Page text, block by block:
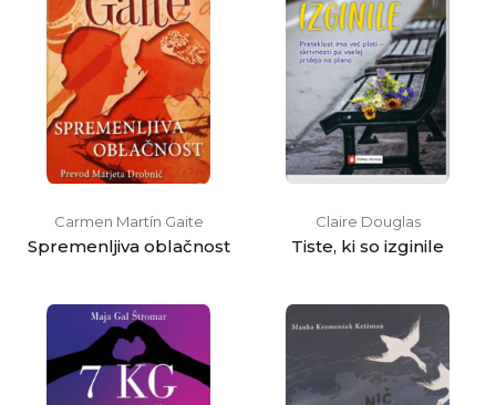
Carmen Martín Gaite
Spremenljiva oblačnost
Claire Douglas
Tiste, ki so izginile